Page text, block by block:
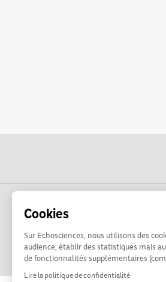
Cookies
Sur Echosciences, nous utilisons des
audience, établir des statistiques mais
de fonctionnalités supplémentaires
Lire la politique de confidentialité